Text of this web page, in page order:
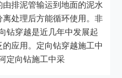
排泥管输运到地面的泥水
处理后方能循环使用。非
钻穿越是近几年中发展起
应用。定向钻穿越施工中
定向钻施工中采